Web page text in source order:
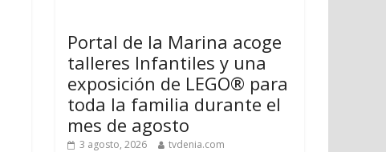
Portal de la Marina acoge
talleres Infantiles y una
exposición de LEGO® para
toda la familia durante el
mes de agosto
3 agosto, 2026 tvdenia.com